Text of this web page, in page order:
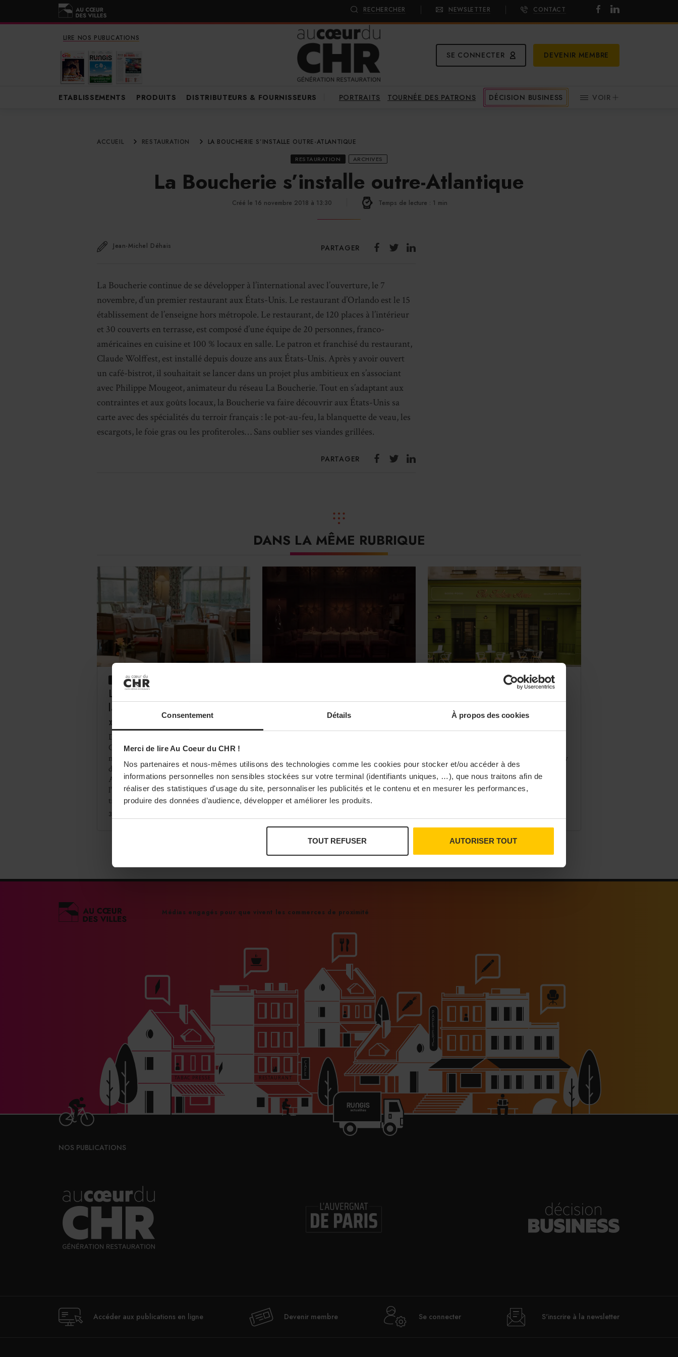
Consentement Détails À propos des cookies
Merci de lire Au Coeur du CHR !
Nos partenaires et nous-mêmes utilisons des technologies comme les cookies pour stocker et/ou accéder à des
informations personnelles non sensibles stockées sur votre terminal (identifiants uniques, …), que nous traitons afin de
réaliser des statistiques d'usage du site, personnaliser les publicités et le contenu et en mesurer les performances,
produire des données d’audience, développer et améliorer les produits.
TOUT REFUSER AUTORISER TOUT
RECHERCHER NEWSLETTER CONTACT
LIRE NOS PUBLICATIONS
SE CONNECTER DEVENIR MEMBRE
ETABLISSEMENTS PRODUITS DISTRIBUTEURS & FOURNISSEURS PORTRAITS TOURNÉE DES PATRONS DÉCISION BUSINESS VOIR
ACCUEIL RESTAURATION LA BOUCHERIE S’INSTALLE OUTRE-ATLANTIQUE
RESTAURATION ARCHIVES
La Boucherie s’installe outre-Atlantique
Créé le 16 novembre 2018 à 13:30 Temps de lecture : 1 min
Jean-Michel Déhais PARTAGER
La Boucherie continue de se développer à l’international avec l’ouverture, le 7
novembre, d’un premier restaurant aux États-Unis. Le restaurant d’Orlando est le 15
établissement de l’enseigne hors métropole. Le restaurant, de 120 places à l’intérieur
et 30 couverts en terrasse, est composé d’une équipe de 20 personnes, franco-
américaines en cuisine et 100 % locaux en salle. Le patron et franchisé du restaurant,
Claude Wolffest, est installé depuis douze ans aux États-Unis. Après y avoir ouvert
un café-bistrot, il souhaitait se lancer dans un projet plus ambitieux en s’associant
avec Philippe Mougeot, animateur du réseau La Boucherie. Tout en s’adaptant aux
contraintes et aux goûts locaux, la Boucherie va faire découvrir aux États-Unis sa
carte avec des spécialités du terroir français : le pot-au-feu, la blanquette de veau, les
escargots, le foie gras ou les profiteroles… Sans oublier ses viandes grillées.
PARTAGER
DANS LA MÊME RUBRIQUE
RESTAURATION
Le Château Sainte-Sabine
lance un « Menu du Marché
» au déjeuner
Du 1er mai au 30 septembre 2026, le
Château Sainte-Sabine propose un
nouveau « Menu du Marché » au
déjeuner. Imaginée par le chef
Alexandre Ziane, cette offre met à
l'honneur les produits de saison à
travers ...
31/07/2026
sous la forme d’une maison
de collectionneur
L'établissement historique du 8e
arrondissement renaîtra en septembre
2026 sous la forme d'une maison de
collectionneur mêlant restaurant, bar
et lieu de vie ...
The Indian Arms, pub
anglais aux accents indiens
dans le 2e arrondissement de Paris. Il y
revisite les cuisines indienne et
anglaise.
24/07/2026
Médias engagés pour que vivent les commerces de proximité
NOS PUBLICATIONS
Accéder aux publications en ligne Devenir membre Se connecter S'inscrire à la newsletter